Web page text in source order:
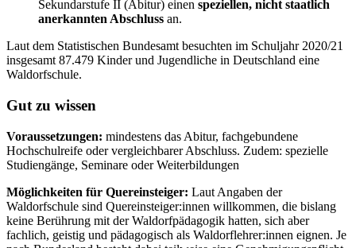
Sekundarstufe II (Abitur) einen speziellen, nicht staatlich
anerkannten Abschluss an.
Laut dem Statistischen Bundesamt besuchten im Schuljahr 2020/21
insgesamt 87.479 Kinder und Jugendliche in Deutschland eine
Waldorfschule.
Gut zu wissen
Voraussetzungen: mindestens das Abitur, fachgebundene
Hochschulreife oder vergleichbarer Abschluss. Zudem: spezielle
Studiengänge, Seminare oder Weiterbildungen
Möglichkeiten für Quereinsteiger: Laut Angaben der
Waldorfschule sind Quereinsteiger:innen willkommen, die bislang
keine Berührung mit der Waldorfpädagogik hatten, sich aber
fachlich, geistig und pädagogisch als Waldorflehrer:innen eignen. Je